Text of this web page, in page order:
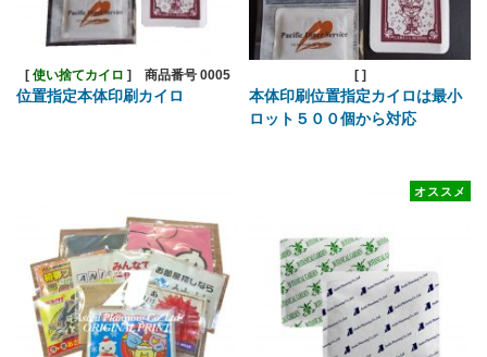
[ 使い捨てカイロ ] 商品番号 0005
位置指定本体印刷カイロ
[ ]
本体印刷位置指定カイロは最小
ロット５００個から対応
オススメ